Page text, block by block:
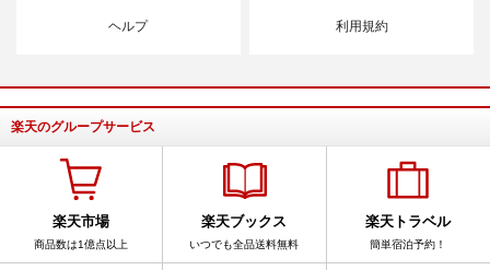
ヘルプ 利用規約
楽天のグループサービス
楽天市場
商品数は1億点以上
楽天ブックス
いつでも全品送料無料
楽天トラベル
簡単宿泊予約！